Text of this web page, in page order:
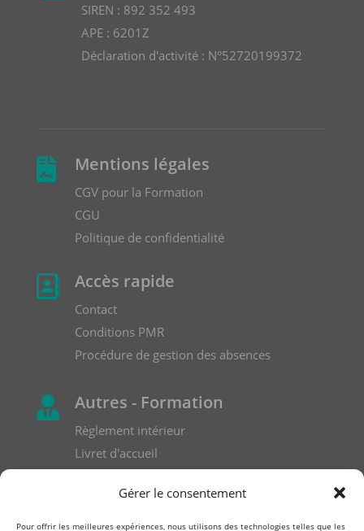
Gérer le consentement
Pour offrir les meilleures expériences, nous utilisons des technologies telles que les
SIREN : 892 352 493
APE : 6201Z
Déclaration d'activité : N°52720199372
 Mentions légales
CGV pour la Formation
CGU
Politique de confidentialité
 Accès rapide
Contact
Conditions PMR
Procédure de gestion des absences
 Autres - Formation
Règlement intérieur
Livret d'accueil